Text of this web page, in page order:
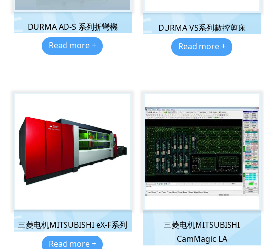
DURMA AD-S 系列折彎機
Read more +
DURMA VS系列數控剪床
Read more +
三菱电机MITSUBISHI eX-F系列
Read more +
三菱电机MITSUBISHI
CamMagic LA